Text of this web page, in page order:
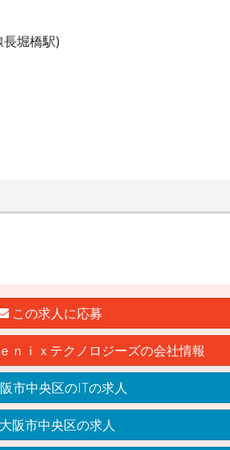
堀橋駅)
この求人に応募
ｎｉｘテクノロジーズの会社情報
市中央区のITの求人
大阪市中央区の求人